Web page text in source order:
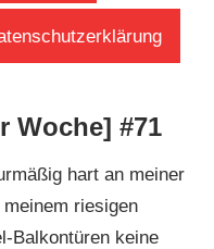
Woche] #71
hart an meiner
riesigen
Balkontüren keine